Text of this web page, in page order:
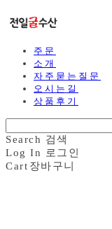
주문
소개
자주묻는질문
오시는길
상품후기
Search 검색
Log In
로그인
Cart 장바구니